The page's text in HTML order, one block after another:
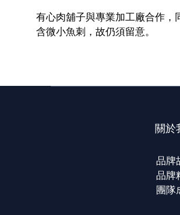
有心肉舖子與專業加工廠合作，
含微小魚刺，故仍須留意。
關於
品牌
品牌
團隊